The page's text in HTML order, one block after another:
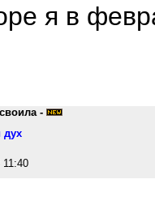
я в
-
дух
11:40